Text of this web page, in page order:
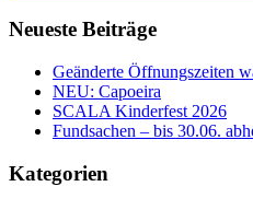
Neueste Beiträge
Geänderte Öffnungszeiten
NEU: Capoeira
SCALA Kinderfest 2026
Fundsachen – bis 30.06.
Kategorien